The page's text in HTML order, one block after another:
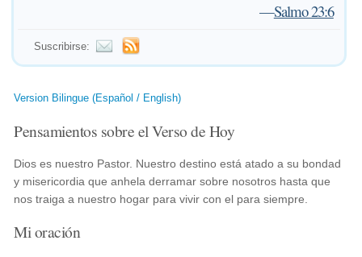
—Salmo 23:6
Suscribirse:
Version Bilingue (Español / English)
Pensamientos sobre el Verso de Hoy
Dios es nuestro Pastor. Nuestro destino está atado a su bondad
y misericordia que anhela derramar sobre nosotros hasta que
nos traiga a nuestro hogar para vivir con el para siempre.
Mi oración